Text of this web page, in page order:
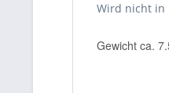
Wird nicht in
Gewicht ca.